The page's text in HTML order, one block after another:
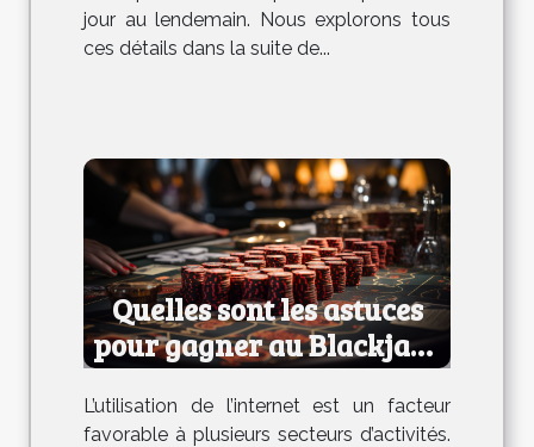
jour au lendemain. Nous explorons tous
ces détails dans la suite de...
Quelles sont les astuces
pour gagner au Blackjack
en ligne ?
L’utilisation de l’internet est un facteur
favorable à plusieurs secteurs d’activités.